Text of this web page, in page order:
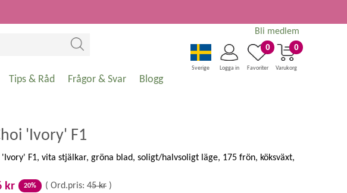
0
Varukorg
0
Favoriter
Logga in
Sverige
Bli medlem
Tips & Råd Frågor & Svar Blogg
'Ivory' F1
'Ivory' F1, vita stjälkar, gröna blad, soligt/halvsoligt läge, 175 frön, köksväxt,
kr 20% ( Ord.pris: 45 kr )